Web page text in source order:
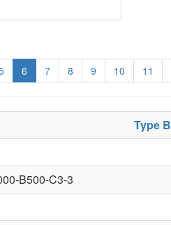
6 7 8 9 10 11
Type B
B500-C3-3